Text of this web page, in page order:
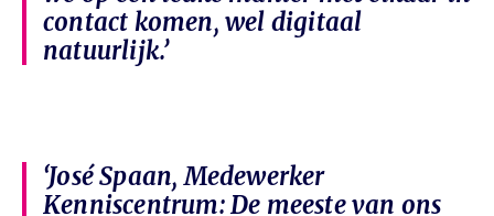
contact komen, wel digitaal
natuurlijk.’
‘José Spaan, Medewerker
Kenniscentrum: De meeste van ons